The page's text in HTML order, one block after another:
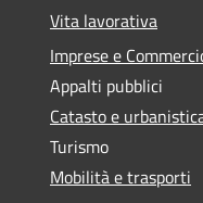
Vita lavorativa
Imprese e
Appalti pubblici
Catasto e
Turismo
Mobilità e trasporti